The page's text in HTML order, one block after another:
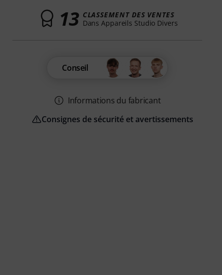
13 CLASSEMENT DES VENTES
Dans Appareils Studio Divers
Conseil
Informations du fabricant
Consignes de sécurité et avertissements